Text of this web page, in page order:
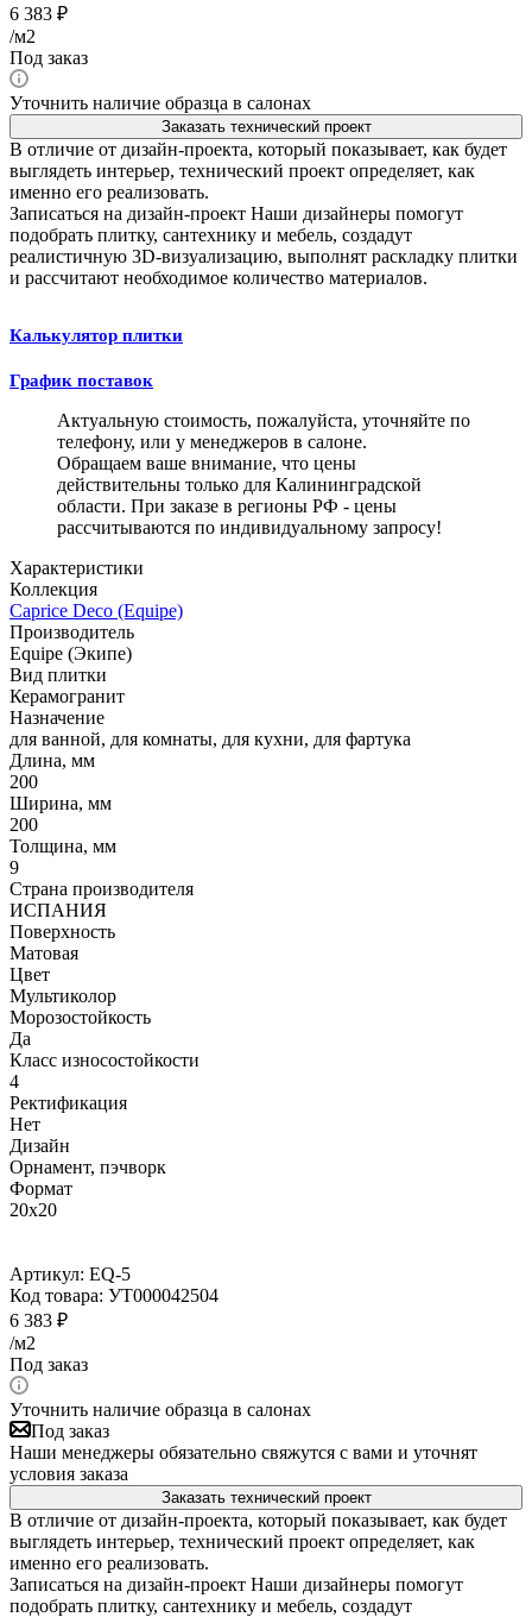
6 383 ₽
/м2
Под заказ
Уточнить наличие образца в салонах
Заказать технический проект
В отличие от дизайн-проекта, который показывает, как будет
выглядеть интерьер, технический проект определяет, как
именно его реализовать.
Записаться на дизайн-проект Наши дизайнеры помогут
подобрать плитку, сантехнику и мебель, создадут
реалистичную 3D-визуализацию, выполнят раскладку плитки
и рассчитают необходимое количество материалов.
Калькулятор плитки
График поставок
Актуальную стоимость, пожалуйста, уточняйте по
телефону, или у менеджеров в салоне.
Обращаем ваше внимание, что цены
действительны только для Калининградской
области. При заказе в регионы РФ - цены
рассчитываются по индивидуальному запросу!
Характеристики
Коллекция
Caprice Deco (Equipe)
Производитель
Equipe (Экипе)
Вид плитки
Керамогранит
Назначение
для ванной, для комнаты, для кухни, для фартука
Длина, мм
200
Ширина, мм
200
Толщина, мм
9
Страна производителя
ИСПАНИЯ
Поверхность
Матовая
Цвет
Мультиколор
Морозостойкость
Да
Класс износостойкости
4
Ректификация
Нет
Дизайн
Орнамент, пэчворк
Формат
20x20
Артикул: EQ-5
Код товара: УТ000042504
6 383 ₽
/м2
Под заказ
Уточнить наличие образца в салонах
Под заказ
Наши менеджеры обязательно свяжутся с вами и уточнят
условия заказа
Заказать технический проект
В отличие от дизайн-проекта, который показывает, как будет
выглядеть интерьер, технический проект определяет, как
именно его реализовать.
Записаться на дизайн-проект Наши дизайнеры помогут
подобрать плитку, сантехнику и мебель, создадут